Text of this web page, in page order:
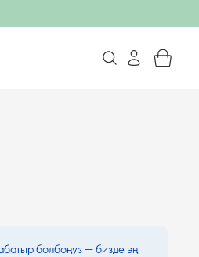
болбоңуз — бизде эң